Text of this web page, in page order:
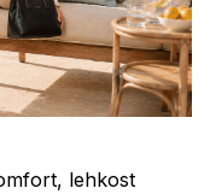
lehkost